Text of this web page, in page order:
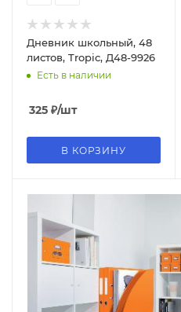
Дневник школьный, 48
листов, Tropic, Д48-9926
Есть в наличии
325 ₽/шт
В КОРЗИНУ